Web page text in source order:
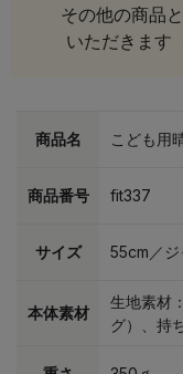
その他の商品
いただきます
商品名 こども用
商品番号 fit337
サイズ 55cm／
本体素材
生地素材
グ）、持